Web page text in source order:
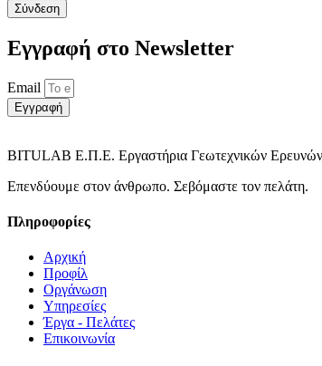
Σύνδεση
Εγγραφή στο Νewsletter
Email
Εγγραφή
BITULAB Ε.Π.Ε. Εργαστήρια Γεωτεχνικών
Επενδύουμε στον άνθρωπο. Σεβόμαστε τον πελάτη.
Πληροφορίες
Αρχική
Προφίλ
Οργάνωση
Υπηρεσίες
Έργα - Πελάτες
Επικοινωνία